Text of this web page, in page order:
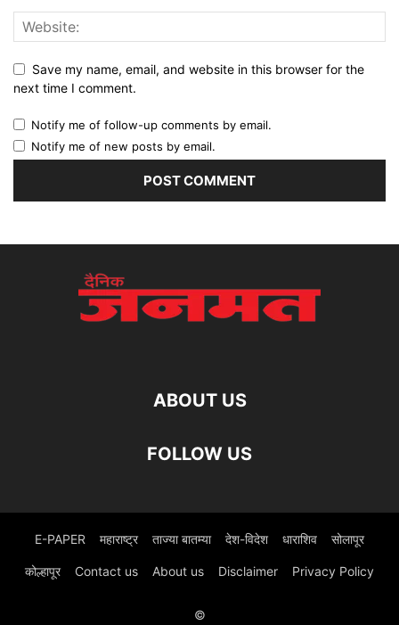
Save my name, email, and website in this browser for the
next time I comment.
Notify me of follow-up comments by email.
Notify me of new posts by email.
ABOUT US
FOLLOW US
E-PAPER महाराष्ट्र ताज्या बातम्या देश-विदेश धाराशिव सोलापूर
कोल्हापूर Contact us About us Disclaimer Privacy Policy
©